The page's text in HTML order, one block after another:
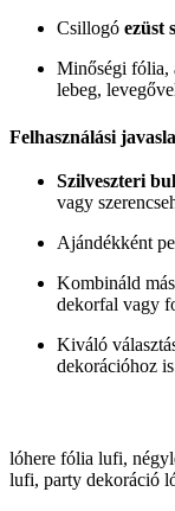
Csillogó ezüst
Minőségi fólia,
lebeg,
Felhasználási
Szilveszteri
vagy
Ajándékként
Kombináld
dekorfal vagy
Kiváló
dekorációhoz
lóhere fólia lufi,
lufi, party dekoráció